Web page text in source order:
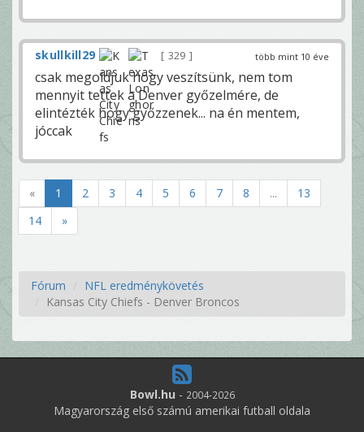
több mint 10 éve
skullkill29 329
csak megoldjuk hogy veszítsünk, nem tom
mennyit tettek a Denver győzelmére, de
elintézték hogy győzzenek... na én mentem,
jóccak
« 1 2 3 4 5 6 7 8 ...
13
14
»
Fórum
NFL eredménykövetés
Kansas City Chiefs - Denver Broncos
Bowl.hu - 2004-2026
Magyarország első számú amerikai futball oldala